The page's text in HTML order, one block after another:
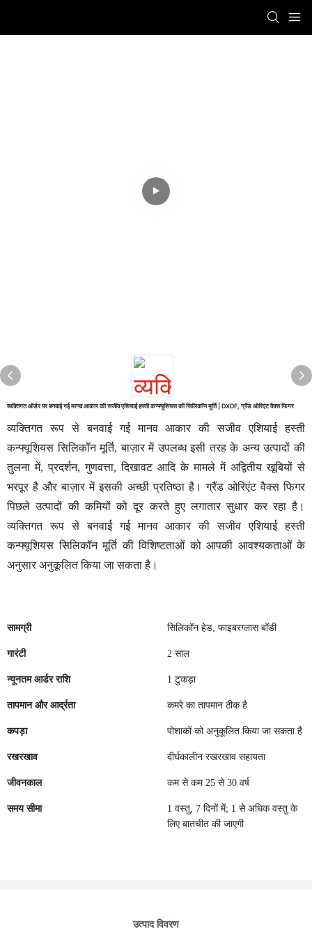
व्यक्तिगत ऑर्डर पर बनवाई गई मानव आकार की सजीव एशियाई हस्ती कन्फ्यूशियस की सिलिकॉन मूर्ति | DXDF, ग्रैंड ओरिएंट वैक्स फिगर
व्यक्तिगत रूप से बनवाई गई मानव आकार की सजीव एशियाई हस्ती
कन्फ्यूशियस सिलिकॉन मूर्ति, बाज़ार में उपलब्ध इसी तरह के अन्य उत्पादों की
तुलना में, प्रदर्शन, गुणवत्ता, दिखावट आदि के मामले में अद्वितीय खूबियों से
भरपूर है और बाज़ार में इसकी अच्छी प्रतिष्ठा है। ग्रैंड ओरिएंट वैक्स फिगर
पिछले उत्पादों की कमियों को दूर करते हुए लगातार सुधार कर रहा है।
व्यक्तिगत रूप से बनवाई गई मानव आकार की सजीव एशियाई हस्ती
कन्फ्यूशियस सिलिकॉन मूर्ति की विशिष्टताओं को आपकी आवश्यकताओं के
अनुसार अनुकूलित किया जा सकता है।
सामग्री सिलिकॉन हेड, फाइबरग्लास बॉडी
गारंटी 2 साल
न्यूनतम आर्डर राशि 1 टुकड़ा
तापमान और आर्द्रता कमरे का तापमान ठीक है
कपड़ा पोशाकों को अनुकूलित किया जा सकता है
रखरखाव दीर्घकालीन रखरखाव सहायता
जीवनकाल कम से कम 25 से 30 वर्ष
समय सीमा
1 वस्तु, 7 दिनों में; 1 से अधिक वस्तु के
लिए बातचीत की जाएगी
उत्पाद विवरण